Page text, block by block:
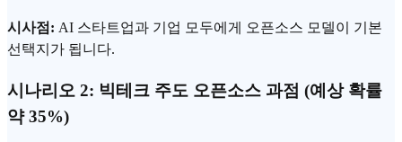
시사점: AI 스타트업과 기업 모두에게 오픈소스 모델이 기본
선택지가 됩니다.
시나리오 2: 빅테크 주도 오픈소스 과점 (예상 확률
약 35%)